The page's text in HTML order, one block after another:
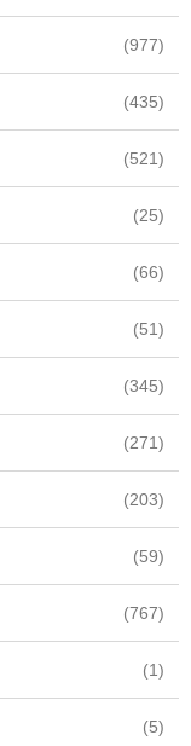
(977)
(435)
(521)
(25)
(66)
(51)
(345)
(271)
(203)
(59)
(767)
(1)
(5)